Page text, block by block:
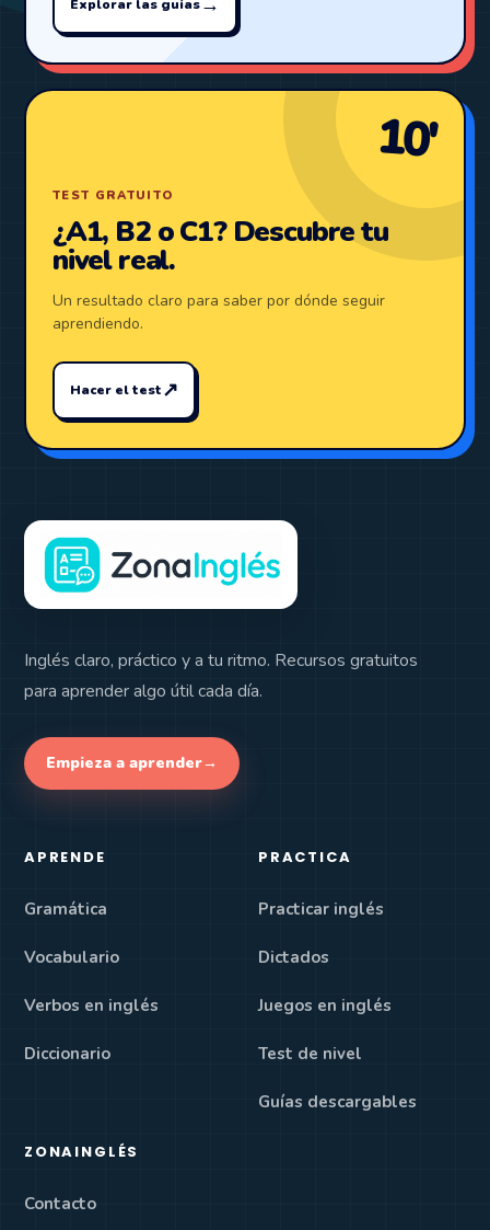
Explorar las guías
10′
TEST GRATUITO
¿A1, B2 o C1? Descubre tu
nivel real.
Un resultado claro para saber por dónde seguir
aprendiendo.
Hacer el test↗
Inglés claro, práctico y a tu ritmo. Recursos gratuitos
para aprender algo útil cada día.
Empieza a aprender→
APRENDE
Gramática
Vocabulario
Verbos en inglés
Diccionario
PRACTICA
Practicar inglés
Dictados
Juegos en inglés
Test de nivel
Guías descargables
ZONAINGLÉS
Contacto